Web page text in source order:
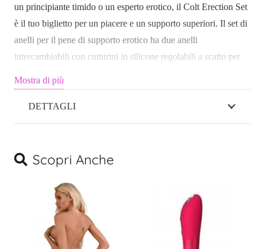
un principiante timido o un esperto erotico, il Colt Erection Set
è il tuo biglietto per un piacere e un supporto superiori. Il set di
anelli per il pene di supporto erotico ha due anelli
intercambiabili con cinturini in silicone regolabili a scatto per
carnale è qui per aumentare il piacere di te e del tuo partner
aumentando la resistenza, la sensibilità e dando a chi lo indossa
una circonferenza sbalorditiva. Il nostro cinturino in silicone di
dell’anello del piacere, un anello in acciaio inossidabile per un
presa salda. Regalati un’esperienza da tremare scivolando in
questo kit di anelli per il pene maschile di supporto
malvagiamente giocoso.COLT Studio Group condivide la sua
visione unica dell’uomo maschile con il mondo attraverso
Mostra di più
DETTAGLI
Scopri Anche